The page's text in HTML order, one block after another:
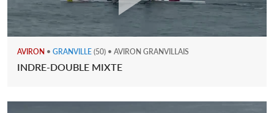
AVIRON • GRANVILLE (50) • AVIRON GRANVILLAIS
INDRE-DOUBLE MIXTE